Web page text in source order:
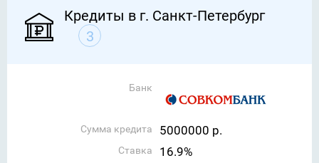
Кредиты в г. Санкт-Петербург
3
Банк
Сумма кредита 5000000 р.
Ставка 16.9%